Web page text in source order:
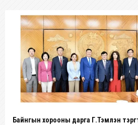
Байнгын хорооны дарга Г.Тэмүүлэн